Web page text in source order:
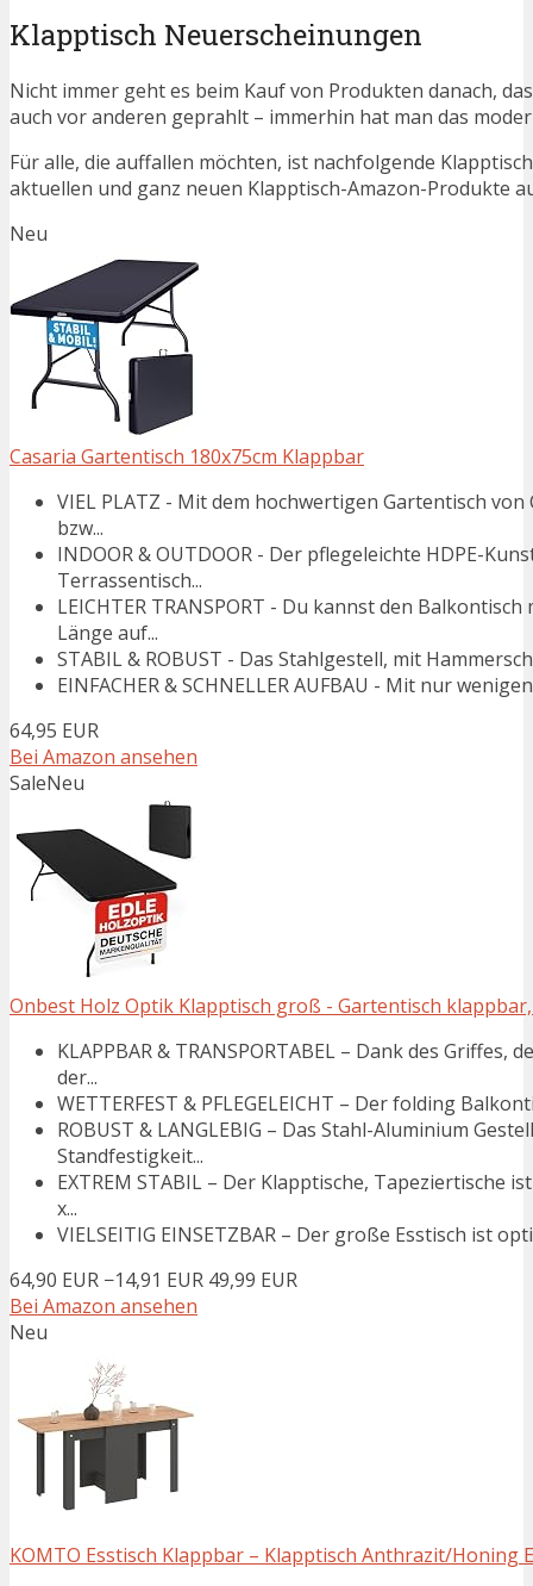
Klapptisch Neuerscheinungen
Nicht immer geht es beim Kauf von Produkten danach,
auch vor anderen geprahlt – immerhin hat man das
Für alle, die auffallen möchten, ist nachfolgende
aktuellen und ganz neuen Klapptisch-Amazon-Produkte
Neu
Casaria Gartentisch 180x75cm Klappbar
VIEL PLATZ - Mit dem hochwertigen Gartentisch
bzw...
INDOOR & OUTDOOR - Der pflegeleichte HDPE-
Terrassentisch...
LEICHTER TRANSPORT - Du kannst den
Länge auf...
STABIL & ROBUST - Das Stahlgestell, mit
EINFACHER & SCHNELLER AUFBAU - Mit nur
64,95 EUR
Bei Amazon ansehen
SaleNeu
Onbest Holz Optik Klapptisch groß - Gartentisch
KLAPPBAR & TRANSPORTABEL – Dank des
der...
WETTERFEST & PFLEGELEICHT – Der folding
ROBUST & LANGLEBIG – Das Stahl-Aluminium
Standfestigkeit...
EXTREM STABIL – Der Klapptische,
x...
VIELSEITIG EINSETZBAR – Der große Esstisch ist
64,90 EUR −14,91 EUR 49,99 EUR
Bei Amazon ansehen
Neu
KOMTO Esstisch Klappbar – Klapptisch Anthrazit/Honing